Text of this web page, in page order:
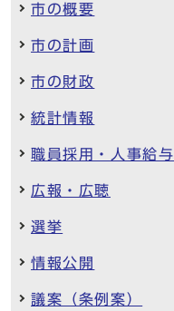
市の概要
市の計画
市の財政
統計情報
職員採用・人事給与
広報・広聴
選挙
情報公開
議案（条例案）